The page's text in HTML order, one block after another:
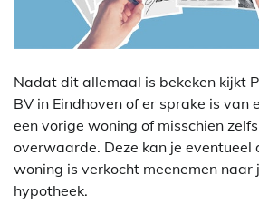
Nadat dit allemaal is bekeken kijkt
BV in Eindhoven of er sprake is van
een vorige woning of misschien
overwaarde. Deze kan je eventueel
woning is verkocht meenemen naar
hypotheek.